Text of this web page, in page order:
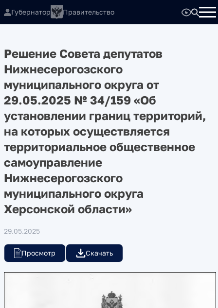
Губернатор Правительство
Решение Совета депутатов
Нижнесерогозского
муниципального округа от
29.05.2025 № 34/159 «Об
установлении границ территорий,
на которых осуществляется
территориальное общественное
самоуправление
Нижнесерогозского
муниципального округа
Херсонской области»
29.05.2025
Просмотр Скачать